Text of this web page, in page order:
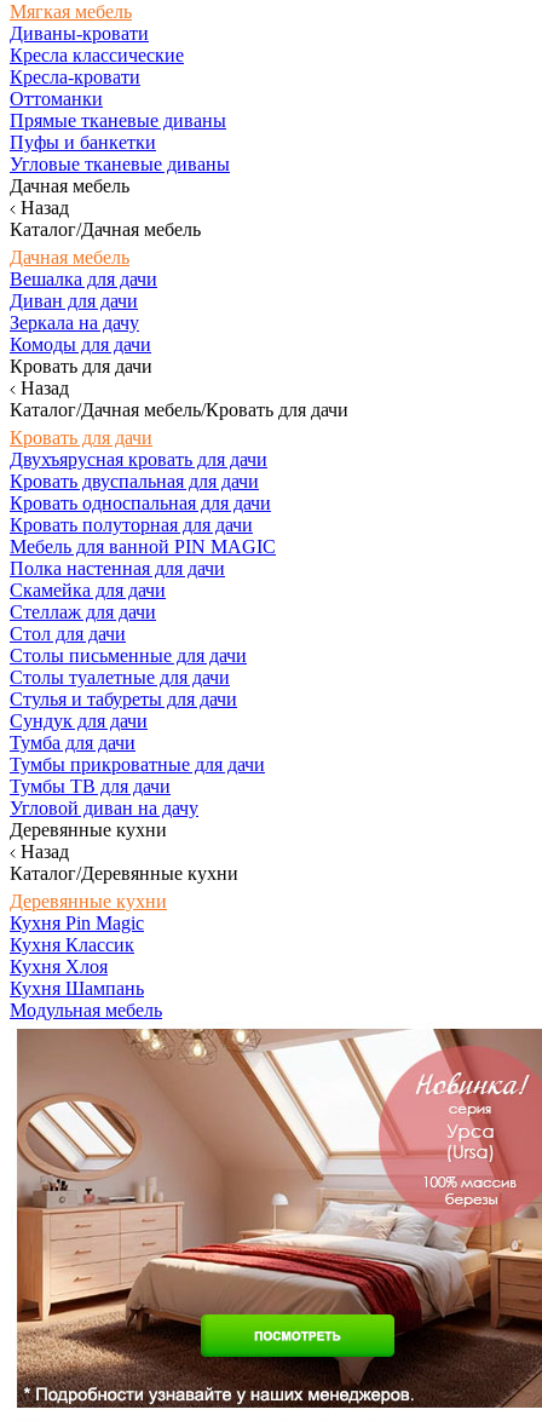
Мягкая мебель
Диваны-кровати
Кресла классические
Кресла-кровати
Оттоманки
Прямые тканевые диваны
Пуфы и банкетки
Угловые тканевые диваны
Дачная мебель
Назад
Каталог/Дачная мебель
Дачная мебель
Вешалка для дачи
Диван для дачи
Зеркала на дачу
Комоды для дачи
Кровать для дачи
Назад
Каталог/Дачная мебель/Кровать для дачи
Кровать для дачи
Двухъярусная кровать для дачи
Кровать двуспальная для дачи
Кровать односпальная для дачи
Кровать полуторная для дачи
Мебель для ванной PIN MAGIC
Полка настенная для дачи
Скамейка для дачи
Стеллаж для дачи
Стол для дачи
Столы письменные для дачи
Столы туалетные для дачи
Стулья и табуреты для дачи
Сундук для дачи
Тумба для дачи
Тумбы прикроватные для дачи
Тумбы ТВ для дачи
Угловой диван на дачу
Деревянные кухни
Назад
Каталог/Деревянные кухни
Деревянные кухни
Кухня Pin Magic
Кухня Классик
Кухня Хлоя
Кухня Шампань
Модульная мебель